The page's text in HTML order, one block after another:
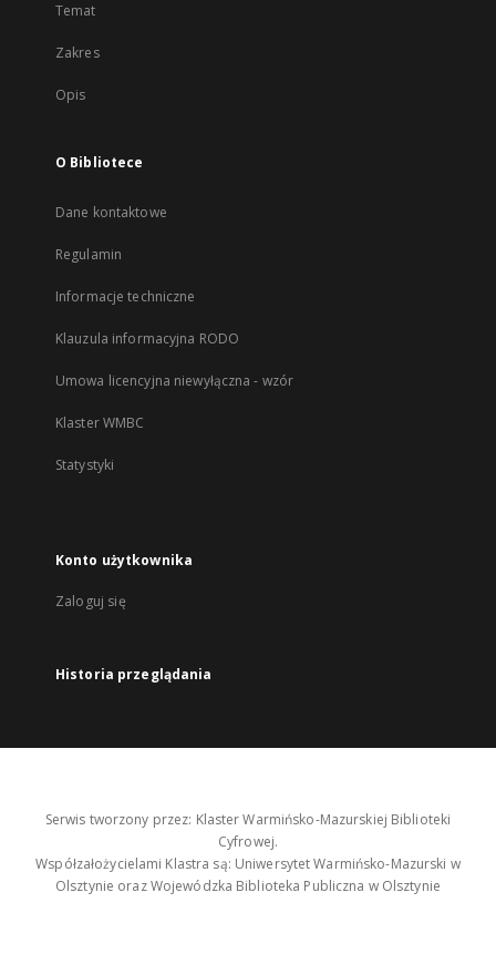
Temat
Zakres
Opis
O Bibliotece
Dane kontaktowe
Regulamin
Informacje techniczne
Klauzula informacyjna RODO
Umowa licencyjna niewyłączna - wzór
Klaster WMBC
Statystyki
Konto użytkownika
Zaloguj się
Historia przeglądania
Serwis tworzony przez: Klaster Warmińsko-Mazurskiej Biblioteki
Cyfrowej.
Współzałożycielami Klastra są: Uniwersytet Warmińsko-Mazurski w
Olsztynie oraz Wojewódzka Biblioteka Publiczna w Olsztynie